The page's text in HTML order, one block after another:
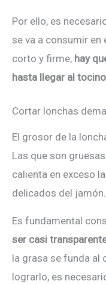
Por ello, es
se va a consumir en
corto y firme, hay
hasta llegar al
Cortar lonchas
El grosor de la
Las que son
calienta en exceso
delicados del jamón.
Es fundamental
ser casi
la grasa se funda al
lograrlo, es